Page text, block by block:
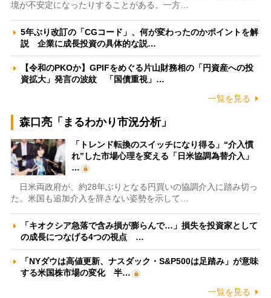
境が不安定になったりすることがある。一方…
5年ぶり改訂の「CGコード」、何が変わったのかポイントを解
説 企業に成長投資の具体的な説…
【令和のPKOか】GPIFをめぐる片山財務相の「円資産への投
資拡大」発言の波紋 「国債重視」…
一覧を見る
森口亮「まるわかり市況分析」
「トレンド転換のスイッチになり得る」“介入慣
れ”した市場心理を変える「日米協調為替介入」
…
日米両政府が、約28年ぶりとなる円買いの協調介入に踏み切っ
た。米国も追加介入を辞さない姿勢を示して…
「キオクシア急落で含み損が膨らんで…」損失を投資家として
の成長につなげる4つの視点 …
「NYダウは高値更新、ナスダック・S&P500は足踏み」が意味
する米国株市場の変化 半…
一覧を見る